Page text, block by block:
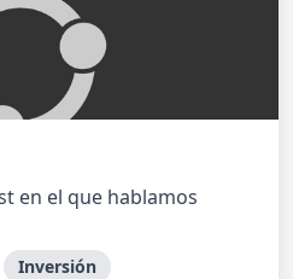
en el que hablamos
Inversión